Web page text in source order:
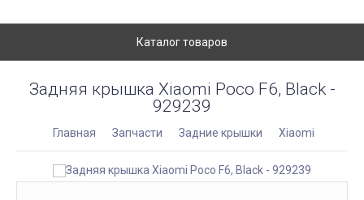
Каталог товаров
Задняя крышка Xiaomi Poco F6, Black -
929239
Главная Запчасти Задние крышки Xiaomi